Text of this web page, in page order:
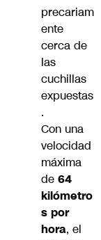
precariam
ente
cerca de
las
cuchillas
expuestas
.
Con una
velocidad
máxima
de 64
kilómetro
s por
hora, el